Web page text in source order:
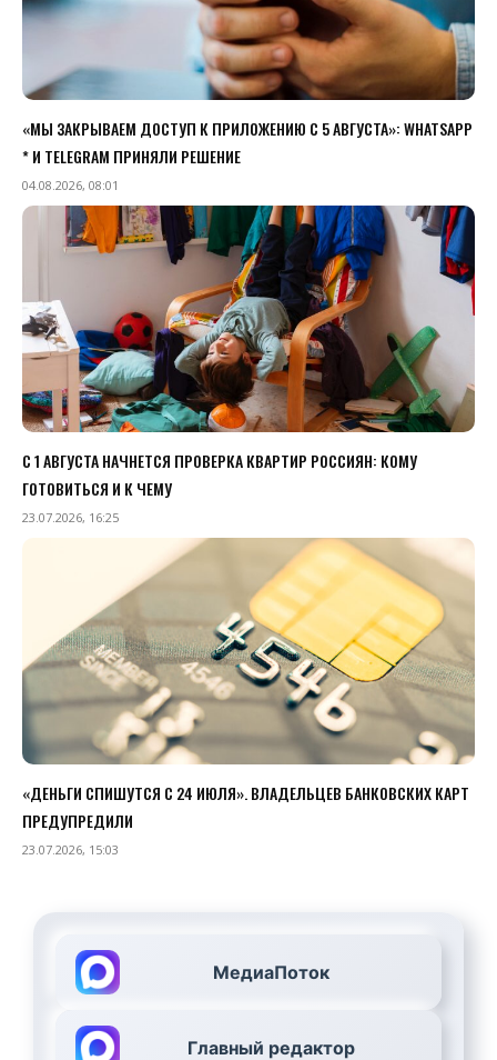
«МЫ ЗАКРЫВАЕМ ДОСТУП К ПРИЛОЖЕНИЮ C 5 АВГУСТА»: WHATSAPP
* И TELEGRAM ПРИНЯЛИ РЕШЕНИЕ
04.08.2026, 08:01
С 1 АВГУСТА НАЧНЕТСЯ ПРОВЕРКА КВАРТИР РОССИЯН: КОМУ
ГОТОВИТЬСЯ И К ЧЕМУ
23.07.2026, 16:25
«ДЕНЬГИ СПИШУТСЯ С 24 ИЮЛЯ». ВЛАДЕЛЬЦЕВ БАНКОВСКИХ КАРТ
ПРЕДУПРЕДИЛИ
23.07.2026, 15:03
МедиаПоток
Главный редактор